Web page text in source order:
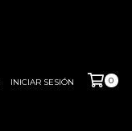
INICIAR SESIÓN 0